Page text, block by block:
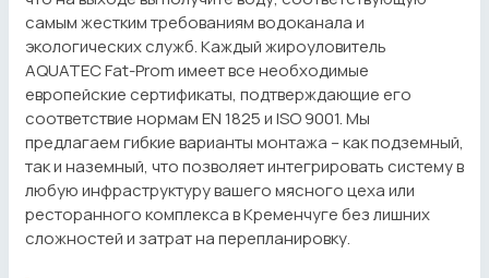
самым жестким требованиям водоканала и
экологических служб. Каждый жироуловитель
AQUATEC Fat-Prom имеет все необходимые
европейские сертификаты, подтверждающие его
соответствие нормам EN 1825 и ISO 9001. Мы
предлагаем гибкие варианты монтажа – как подземный,
так и наземный, что позволяет интегрировать систему в
любую инфраструктуру вашего мясного цеха или
ресторанного комплекса в Кременчуге без лишних
сложностей и затрат на перепланировку.